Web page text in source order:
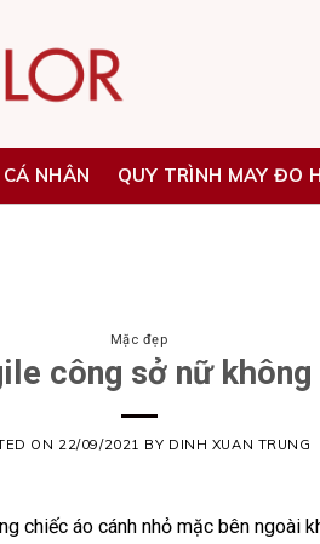
NHÂN QUY TRÌNH MAY ĐO
Mặc đẹp
công sở nữ
ON 22/09/2021 BY DINH XUAN TRUNG
chiếc áo cánh nhỏ mặc bên ngoài